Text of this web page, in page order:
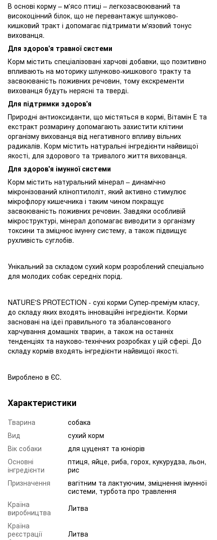
В основі корму – м'ясо птиці – легкозасвоюваний та
високоцінний білок, що не перевантажує шлунково-
кишковий тракт і допомагає підтримати м'язовий тонус
вихованця.
Для здоров'я травної системи
Корм містить спеціалізовані харчові добавки, що позитивно
впливають на моторику шлунково-кишкового тракту та
засвоюваність поживних речовин, тому екскременти
вихованця будуть нерясні та тверді.
Для підтримки здоров'я
Природні антиоксиданти, що містяться в кормі, Вітамін Е та
екстракт розмарину допомагають захистити клітини
організму вихованця від негативного впливу вільних
радикалів. Корм містить натуральні інгредієнти найвищої
якості, для здорового та тривалого життя вихованця.
Для здоров'я імунної системи
Корм містить натуральний мінерал – динамічно
мікронізований кліноптилоліт, який активно стимулює
мікрофлору кишечника і таким чином покращує
засвоюваність поживних речовин. Завдяки особливій
мікроструктурі, мінерал допомагає виводити з організму
токсини та зміцнює імунну систему, а також підвищує
рухливість суглобів.
Унікальний за складом сухий корм розроблений спеціально
для молодих собак середніх порід.
NATURE'S PROTECTION - сухі корми Cупер-преміум класу,
до складу яких входять інноваційні інгредієнти. Корми
засновані на ідеї правильного та збалансованого
харчування домашніх тварин, а також на останніх
тенденціях та науково-технічних розробках у цій сфері. До
складу кормів входять інгредієнти найвищої якості.
Вироблено в ЄС.
Характеристики
Тварина
собака
Вид
сухий корм
Вік собаки
для цуценят та юніорів
Основні
інгредієнти
птиця, яйце, риба, горох, кукурудза, льон,
рис
Призначення
вагітним та лактуючим, зміцнення імунної
системи, турбота про травлення
Країна
виробництва
Литва
Країна
реєстрації
Литва